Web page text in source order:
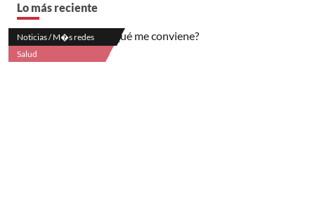
Lo más reciente
Noticias / M�s redes
Salud